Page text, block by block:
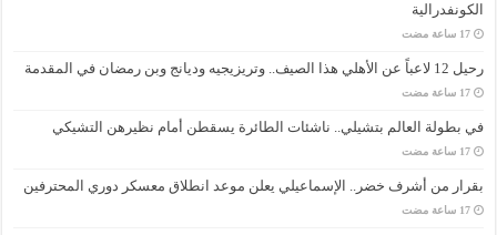
الكونفدرالية
‏17 ساعة مضت
رحيل 12 لاعباً عن الأهلي هذا الصيف.. وتريزيجيه وديانج وبن رمضان في المقدمة
‏17 ساعة مضت
في بطولة العالم بتشيلي.. ناشئات الطائرة يسقطن أمام نظيرهن التشيكي
‏17 ساعة مضت
بقرار من أشرف خضر.. الإسماعيلي يعلن موعد انطلاق معسكر دوري المحترفين
‏17 ساعة مضت